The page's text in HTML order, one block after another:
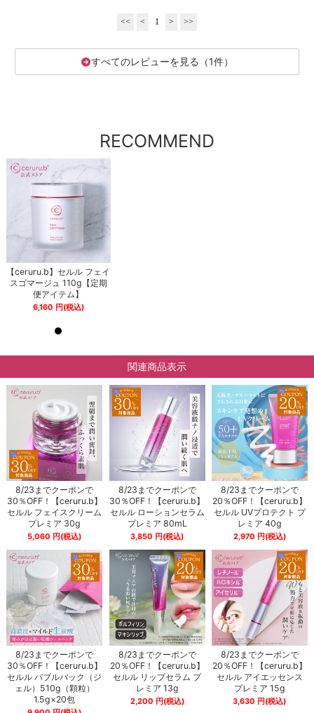
<< < 1 > >>
すべてのレビューを見る（1件）
RECOMMEND
【ceruru.b】セルル フェイ
スゴマージュ 110g【定期
便アイテム】
6,160 円(税込)
関連商品表示
8/23までクーポンで
30％OFF！【ceruru.b】
セルル フェイスクリーム
プレミア 30g
5,060 円(税込)
8/23までクーポンで
30％OFF！【ceruru.b】
セルル ローションセラム
プレミア 80mL
3,850 円(税込)
8/23までクーポンで
20％OFF！【ceruru.b】
セルル UVプロテクト プ
レミア 40g
2,970 円(税込)
8/23までクーポンで
30％OFF！【ceruru.b】
セルル バブルパック（ジ
ェル）510g（顆粒）
1.5g×20包
8/23までクーポンで
20％OFF！【ceruru.b】
セルル リップセラム プ
レミア 13g
2,200 円 (税込)
8/23までクーポンで
20％OFF！【ceruru.b】
セルル アイエッセンス
プレミア 15g
3,630 円 (税込)